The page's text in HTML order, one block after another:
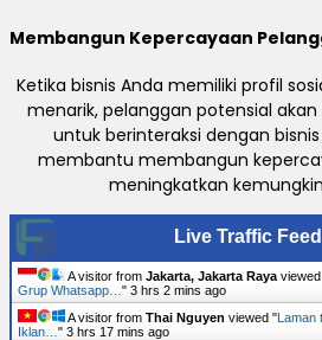
Membangun Kepercayaan
Ketika bisnis Anda memiliki profil
menarik, pelanggan potensial
untuk berinteraksi dengan
membantu membangun
meningkatkan
Live Traffic Feed
A visitor from Jakarta, Jakarta Raya
Grup Whatsapp… " 3 hrs 2 mins ago
A visitor from Thai Nguyen viewed "Laman
Iklan… " 3 hrs 17 mins ago